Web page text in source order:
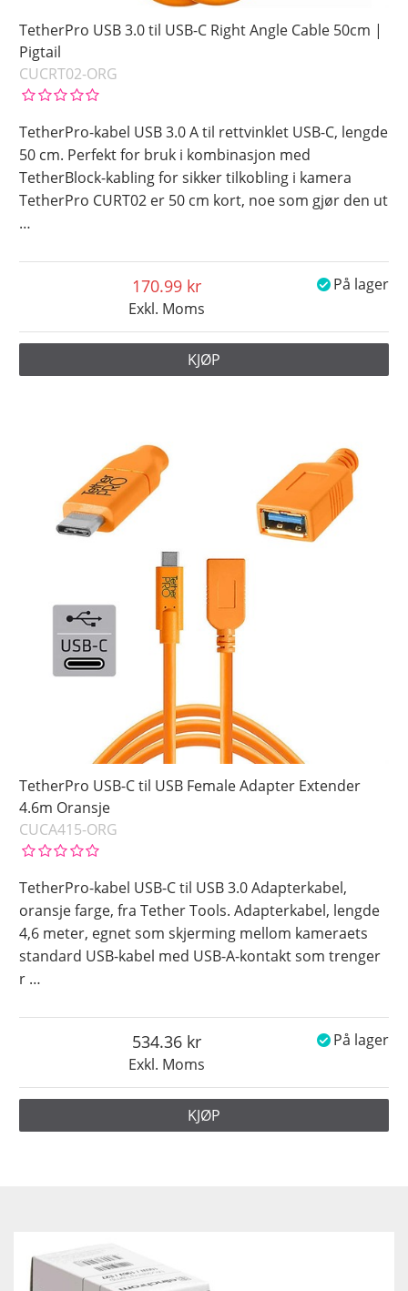
TetherPro USB 3.0 til USB-C Right Angle Cable 50cm |
Pigtail
CUCRT02-ORG
TetherPro-kabel USB 3.0 A til rettvinklet USB-C, lengde
50 cm. Perfekt for bruk i kombinasjon med
TetherBlock-kabling for sikker tilkobling i kamera
TetherPro CURT02 er 50 cm kort, noe som gjør den ut
…
Exkl. Moms
170.99 På lager
KJØP
TetherPro USB-C til USB Female Adapter Extender
4.6m Oransje
CUCA415-ORG
TetherPro-kabel USB-C til USB 3.0 Adapterkabel,
oransje farge, fra Tether Tools. Adapterkabel, lengde
4,6 meter, egnet som skjerming mellom kameraets
standard USB-kabel med USB-A-kontakt som trenger
r …
Exkl. Moms
534.36 På lager
KJØP